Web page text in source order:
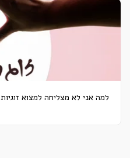
למה אני לא מצליחה למצוא זוגיות